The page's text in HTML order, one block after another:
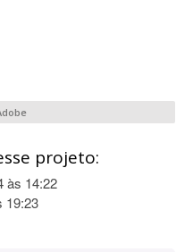
projeto:
às 14:22
19:23